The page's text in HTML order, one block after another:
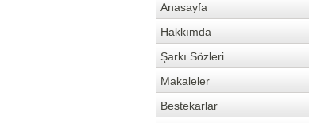
Anasayfa
Hakkımda
Şarkı Sözleri
Makaleler
Bestekarlar